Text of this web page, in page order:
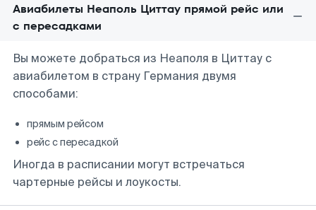
Авиабилеты Неаполь Циттау прямой рейс или
с пересадками
Вы можете добраться из Неаполя в Циттау с
авиабилетом в страну Германия двумя
способами:
прямым рейсом
рейс с пересадкой
Иногда в расписании могут встречаться
чартерные рейсы и лоукосты.